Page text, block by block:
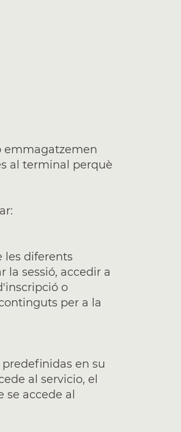
emmagatzemen
al terminal perquè
les diferents
la sessió, accedir a
o
per a la
en su
al servicio, el
se accede al